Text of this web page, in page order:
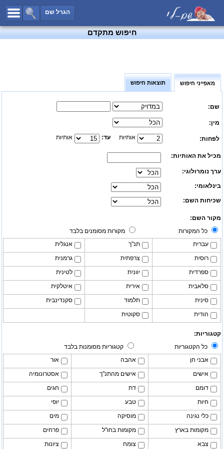
הגרל שם
כל השמות
שמות לבנים
חיפוש מתקדם
מאפייני חיפוש תוצאות חיפוש
שם:
מין:
לפחות: אותיות עד: אותיות
מכיל את האותיות:
ערך נומרולוגי:
בינלאומי:
שכיחות השם:
מקור השם:
כל המקורות
מקורות מסומנים בלבד
עברית
תנ"ך
אנגלית
רוסית
צרפתית
גרמנית
ספרדית
יוונית
לטינית
סלאבית
אירית
איטלקית
סינית
תלמוד
סקנדינבית
הודית
סקוטית
קטגוריות:
כל הקטגוריות
קטגוריות מסומנות בלבד
אבני חן
אהבה
אור
אישים
אישים מהתנ"ך
אסטרונומיה
דומם
דת
חגים
חיות
טבע
יופי
כלי נגינה
מוסיקה
מים
מקומות בארץ
מקומות בחו"ל
פרחים
צבא
צומח ציונות